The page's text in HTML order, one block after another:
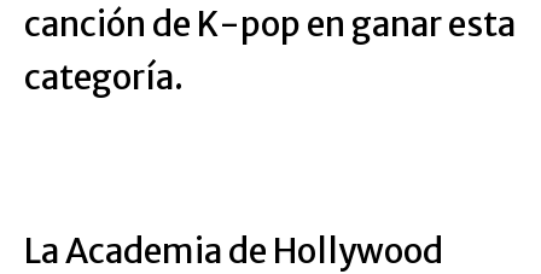
canción de K-pop en ganar esta
categoría.
La Academia de Hollywood